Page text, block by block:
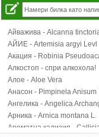
Айважива - Alcanna
АЙИЕ - Artemisia argyi Levl
Акация - Robinia
Алкостоп - спри алкохола!
Алое - Aloe Vera
Анасон - Pimpinela Anisum
Ангелика - Angelica
Арника - Arnica montana L.
Ароматна кализия -